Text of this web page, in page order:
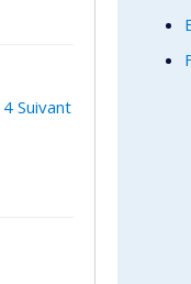
4 Suivant